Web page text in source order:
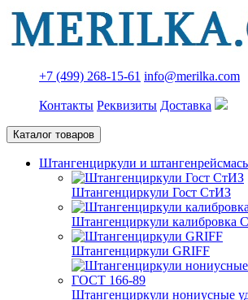
+7 (499) 268-15-61 info@merilka.com
Контакты Реквизиты Доставка
Каталог товаров
Штангенциркули и
Штангенциркули Гост СтИЗ
Штангенциркули калибровка
Штангенциркули GRIFF
Штангенциркули нониусные